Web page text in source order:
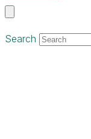
Search